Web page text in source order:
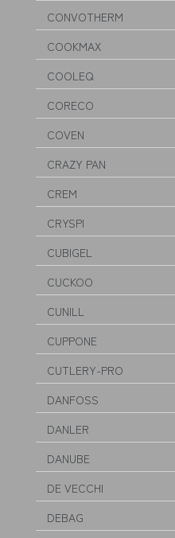
CONVOTHERM
COOKMAX
COOLEQ
CORECO
COVEN
CRAZY PAN
CREM
CRYSPI
CUBIGEL
CUCKOO
CUNILL
CUPPONE
CUTLERY-PRO
DANFOSS
DANLER
DANUBE
DE VECCHI
DEBAG